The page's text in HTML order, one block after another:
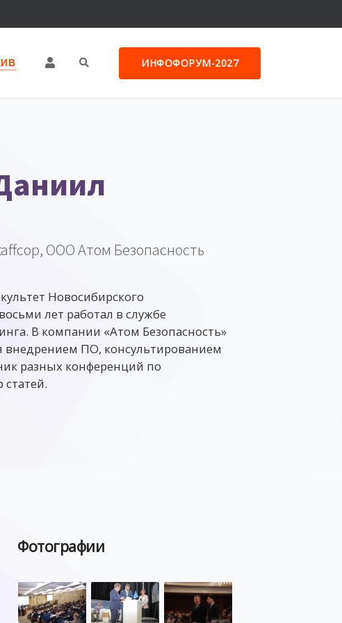
ИНФОФОРУМ-2027
ООО Атом Безопасность
Новосибирского
лет работал в службе
В компании «Атом Безопасность»
внедрением ПО, консультированием
разных конференций по
Фотографии